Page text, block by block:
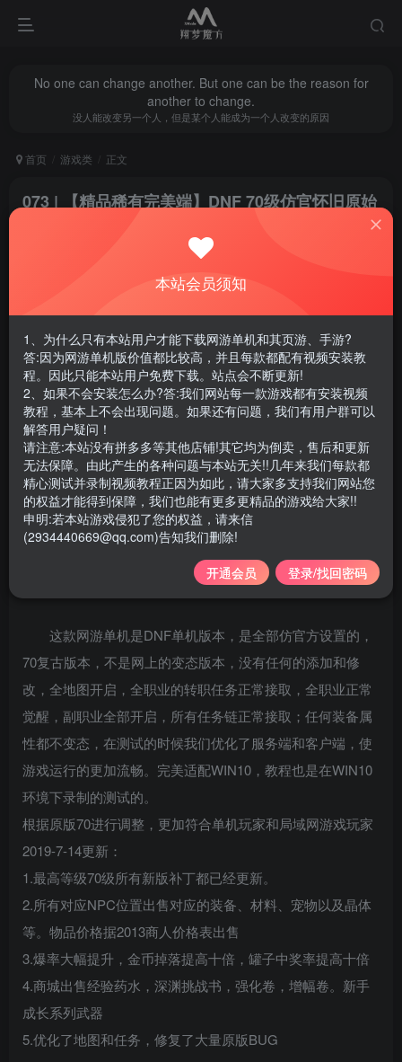
No one can change another. But one can be the reason for
another to change.
没人能改变另一个人，但是某个人能成为一个人改变的原因
首页 游戏类 正文
073 | 【精品稀有完美端】DNF 70级仿官怀旧原始
支持系统： WIN7/Win10 64 位（完美运行）
支持网络： 单机/局域网
配套教程：配套语音视频安装教程+工具使用教程
是否虚拟机：需要虚拟机
——————————————————-
这款网游单机是DNF单机版本，是全部仿官方设置的，
70复古版本，不是网上的变态版本，没有任何的添加和修
改，全地图开启，全职业的转职任务正常接取，全职业正常
觉醒，副职业全部开启，所有任务链正常接取；任何装备属
性都不变态，在测试的时候我们优化了服务端和客户端，使
游戏运行的更加流畅。完美适配WIN10，教程也是在WIN10
环境下录制的测试的。
根据原版70进行调整，更加符合单机玩家和局域网游戏玩家
2019-7-14更新：
1.最高等级70级所有新版补丁都已经更新。
2.所有对应NPC位置出售对应的装备、材料、宠物以及晶体
等。物品价格据2013商人价格表出售
3.爆率大幅提升，金币掉落提高十倍，罐子中奖率提高十倍
4.商城出售经验药水，深渊挑战书，强化卷，增幅卷。新手
成长系列武器
5.优化了地图和任务，修复了大量原版BUG
本站会员须知
1、为什么只有本站用户才能下载网游单机和其页游、手游?
答:因为网游单机版价值都比较高，并且每款都配有视频安装教
程。因此只能本站用户免费下载。站点会不断更新!
2、如果不会安装怎么办?答:我们网站每一款游戏都有安装视频
教程，基本上不会出现问题。如果还有问题，我们有用户群可以
解答用户疑问！
请注意:本站没有拼多多等其他店铺!其它均为倒卖，售后和更新
无法保障。由此产生的各种问题与本站无关!!几年来我们每款都
精心测试并录制视频教程正因为如此，请大家多支持我们网站您
的权益才能得到保障，我们也能有更多更精品的游戏给大家!!
申明:若本站游戏侵犯了您的权益，请来信
(2934440669@qq.com)告知我们删除!
开通会员 登录/找回密码